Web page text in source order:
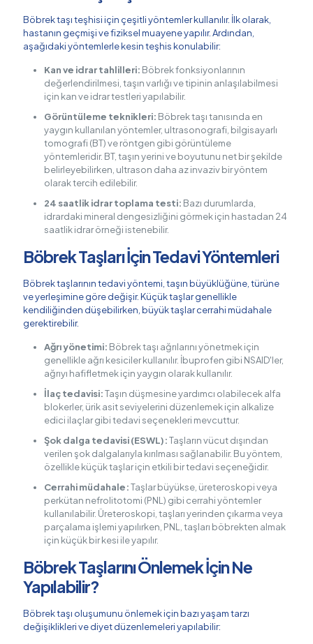
Böbrek taşı teşhisi için çeşitli yöntemler kullanılır. İlk olarak,
hastanın geçmişi ve fiziksel muayene yapılır. Ardından,
aşağıdaki yöntemlerle kesin teşhis konulabilir:
Kan ve idrar tahlilleri: Böbrek fonksiyonlarının
değerlendirilmesi, taşın varlığı ve tipinin anlaşılabilmesi
için kan ve idrar testleri yapılabilir.
Görüntüleme teknikleri: Böbrek taşı tanısında en
yaygın kullanılan yöntemler, ultrasonografi, bilgisayarlı
tomografi (BT) ve röntgen gibi görüntüleme
yöntemleridir. BT, taşın yerini ve boyutunu net bir şekilde
belirleyebilirken, ultrason daha az invaziv bir yöntem
olarak tercih edilebilir.
24 saatlik idrar toplama testi: Bazı durumlarda,
idrardaki mineral dengesizliğini görmek için hastadan 24
saatlik idrar örneği istenebilir.
Böbrek Taşları İçin Tedavi Yöntemleri
Böbrek taşlarının tedavi yöntemi, taşın büyüklüğüne, türüne
ve yerleşimine göre değişir. Küçük taşlar genellikle
kendiliğinden düşebilirken, büyük taşlar cerrahi müdahale
gerektirebilir.
Ağrı yönetimi: Böbrek taşı ağrılarını yönetmek için
genellikle ağrı kesiciler kullanılır. İbuprofen gibi NSAID'ler,
ağrıyı hafifletmek için yaygın olarak kullanılır.
İlaç tedavisi:Taşın düşmesine yardımcı olabilecek alfa
blokerler, ürik asit seviyelerini düzenlemek için alkalize
edici ilaçlar gibi tedavi seçenekleri mevcuttur.
Şok dalga tedavisi (ESWL):Taşların vücut dışından
verilen şok dalgalarıyla kırılması sağlanabilir. Bu yöntem,
özellikle küçük taşlar için etkili bir tedavi seçeneğidir.
Cerrahi müdahale:Taşlar büyükse, üreteroskopi veya
perkütan nefrolitotomi (PNL) gibi cerrahi yöntemler
kullanılabilir. Üreteroskopi, taşları yerinden çıkarma veya
parçalama işlemi yapılırken, PNL, taşları böbrekten almak
için küçük bir kesi ile yapılır.
Böbrek Taşlarını Önlemek İçin Ne
Yapılabilir?
Böbrek taşı oluşumunu önlemek için bazı yaşam tarzı
değişiklikleri ve diyet düzenlemeleri yapılabilir: